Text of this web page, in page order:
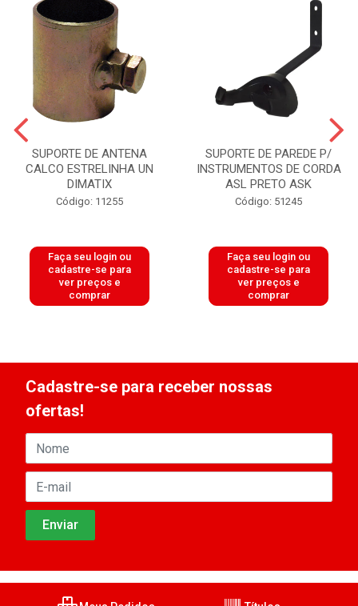
SUPORTE DE ANTENA
CALCO ESTRELINHA UN
DIMATIX
Código: 11255
Faça seu login ou
cadastre-se para
ver preços e
comprar
SUPORTE DE PAREDE P/
INSTRUMENTOS DE CORDA
ASL PRETO ASK
Código: 51245
Faça seu login ou
cadastre-se para
ver preços e
comprar
Cadastre-se para receber nossas
ofertas!